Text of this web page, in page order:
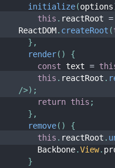
initialize(options
this . reactRoot =
ReactDOM. createRoot (
} ,
render( )
{
const text =
this . reactRoot .
/>) ;
return this ;
} ,
remove( )
{
this . reactRoot .
    Backbone
.View.
}